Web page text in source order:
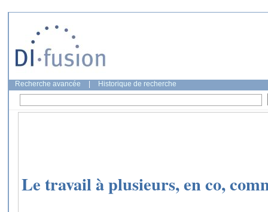
Recherche avancée Historique de recherche
Le travail à plusieurs, en co,